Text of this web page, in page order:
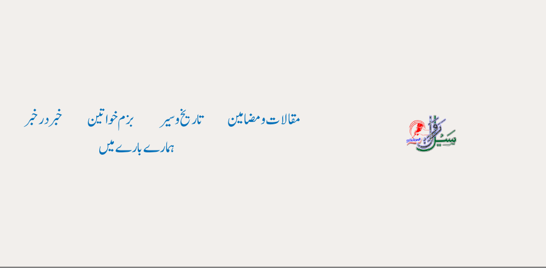
مقالات و مضامین تاریخ وسیر بزم خواتین خبر در خبر
ہمارے بارے میں